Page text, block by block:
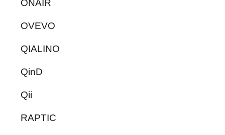
ONAIR
OVEVO
QIALINO
QinD
Qii
RAPTIC